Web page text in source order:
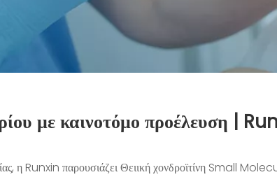
με καινοτόμο προέλευση
η Runxin παρουσιάζειΘειική χονδροϊτίνη Small